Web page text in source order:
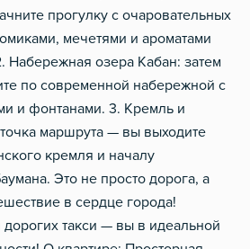
прогулку с очаровательных
мечетями и ароматами
Набережная озера Кабан: затем
по современной набережной с
и фонтанами. 3. Кремль и
маршрута — вы выходите
кремля и началу
Это не просто дорога, а
в сердце города!
дорогих такси — вы в идеальной